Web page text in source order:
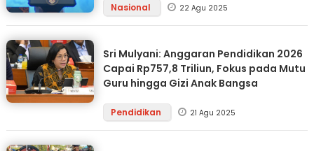
Nasional 22 Agu 2025
Sri Mulyani: Anggaran Pendidikan 2026
Capai Rp757,8 Triliun, Fokus pada Mutu
Guru hingga Gizi Anak Bangsa
Pendidikan 21 Agu 2025